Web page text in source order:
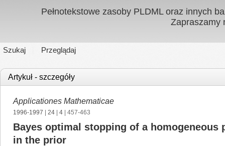
Pełnotekstowe zasoby PLDML oraz innych
Zapraszamy
Szukaj Przeglądaj
Artykuł - szczegóły
Applicationes Mathematicae
1996-1997 24 4 | 457-463
Bayes optimal stopping of a
in the prior